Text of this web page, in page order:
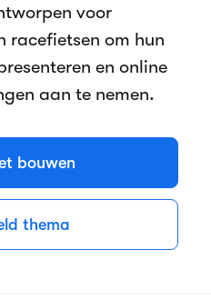
voor
racefietsen om hun
en online
aan te nemen.
bouwen
thema